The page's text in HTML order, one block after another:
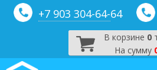
+7 903 304-64-64
В корзине 0
На сумму